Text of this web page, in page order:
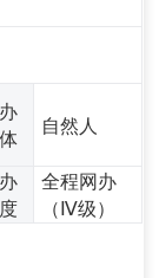
自然人
全程网办
（Ⅳ级）